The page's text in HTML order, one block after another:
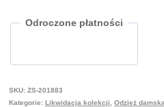
Odroczone płatności
SKU: ZS-201883
Kategorie: Likwidacja kolekcji Odzież damska